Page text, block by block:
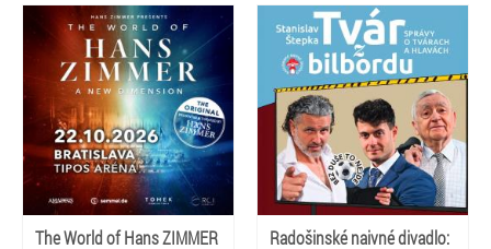
The World of Hans ZIMMER
Radošinské naivné divadlo: